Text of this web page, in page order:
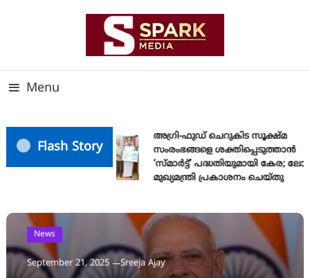
Menu
Flash Story
അഗ്രി-ഫുഡ് ചെറുകിട സൂക്ഷ്മ
സംരംഭങ്ങളെ ശക്തിപ്പെടുത്താന്‍
‘സ്മാര്‍ട്ട്’ പദ്ധതിയുമായി കേര;
മുഖ്യമന്ത്രി പ്രകാശനം ചെയ്തു
News
September 21, 2025 Sreeja Ajay